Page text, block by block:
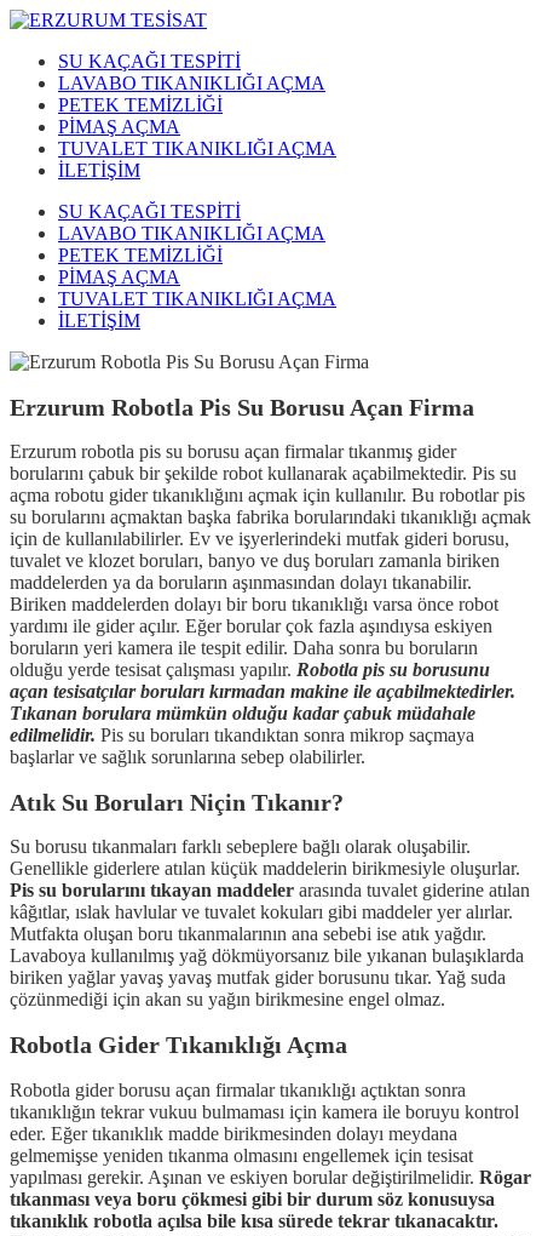
SU KAÇAĞI TESPİTİ
LAVABO TIKANIKLIĞI AÇMA
PETEK TEMİZLİĞİ
PİMAŞ AÇMA
TUVALET TIKANIKLIĞI AÇMA
İLETİŞİM
SU KAÇAĞI TESPİTİ
LAVABO TIKANIKLIĞI AÇMA
PETEK TEMİZLİĞİ
PİMAŞ AÇMA
TUVALET TIKANIKLIĞI AÇMA
İLETİŞİM
Erzurum Robotla Pis Su Borusu Açan Firma
Erzurum robotla pis su borusu açan firmalar tıkanmış gider
borularını çabuk bir şekilde robot kullanarak açabilmektedir. Pis su
açma robotu gider tıkanıklığını açmak için kullanılır. Bu robotlar pis
su borularını açmaktan başka fabrika borularındaki tıkanıklığı açmak
için de kullanılabilirler. Ev ve işyerlerindeki mutfak gideri borusu,
tuvalet ve klozet boruları, banyo ve duş boruları zamanla biriken
maddelerden ya da boruların aşınmasından dolayı tıkanabilir.
Biriken maddelerden dolayı bir boru tıkanıklığı varsa önce robot
yardımı ile gider açılır. Eğer borular çok fazla aşındıysa eskiyen
boruların yeri kamera ile tespit edilir. Daha sonra bu boruların
olduğu yerde tesisat çalışması yapılır. Robotla pis su borusunu
açan tesisatçılar boruları kırmadan makine ile açabilmektedirler.
Tıkanan borulara mümkün olduğu kadar çabuk müdahale
edilmelidir. Pis su boruları tıkandıktan sonra mikrop saçmaya
başlarlar ve sağlık sorunlarına sebep olabilirler.
Atık Su Boruları Niçin Tıkanır?
Su borusu tıkanmaları farklı sebeplere bağlı olarak oluşabilir.
Genellikle giderlere atılan küçük maddelerin birikmesiyle oluşurlar.
Pis su borularını tıkayan maddeler arasında tuvalet giderine atılan
kâğıtlar, ıslak havlular ve tuvalet kokuları gibi maddeler yer alırlar.
Mutfakta oluşan boru tıkanmalarının ana sebebi ise atık yağdır.
Lavaboya kullanılmış yağ dökmüyorsanız bile yıkanan bulaşıklarda
biriken yağlar yavaş yavaş mutfak gider borusunu tıkar. Yağ suda
çözünmediği için akan su yağın birikmesine engel olmaz.
Robotla Gider Tıkanıklığı Açma
Robotla gider borusu açan firmalar tıkanıklığı açtıktan sonra
tıkanıklığın tekrar vukuu bulmaması için kamera ile boruyu kontrol
eder. Eğer tıkanıklık madde birikmesinden dolayı meydana
gelmemişse yeniden tıkanma olmasını engellemek için tesisat
yapılması gerekir. Aşınan ve eskiyen borular değiştirilmelidir. Rögar
tıkanması veya boru çökmesi gibi bir durum söz konusuysa
tıkanıklık robotla açılsa bile kısa sürede tekrar tıkanacaktır.